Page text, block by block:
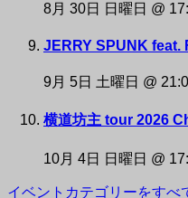
8月 30日 日曜日 @
JERRY SPUNK feat.
9月 5日 土曜日 @
横道坊主 tour 2026
10月 4日 日曜日 @
イベントカテゴリーをすべ